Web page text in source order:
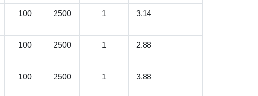
100 2500 1 3.14
100 2500 1 2.88
100 2500 1 3.88